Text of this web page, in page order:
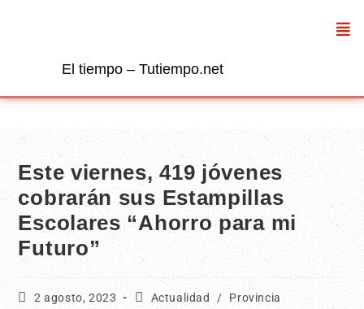
El tiempo – Tutiempo.net
Este viernes, 419 jóvenes
cobrarán sus Estampillas
Escolares “Ahorro para mi
Futuro”
2 agosto, 2023 Actualidad / Provincia